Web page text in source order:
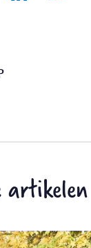
artikelen